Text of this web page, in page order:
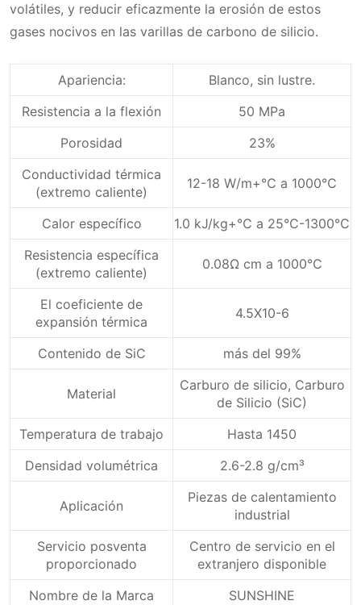
volátiles, y reducir eficazmente la erosión de estos
gases nocivos en las varillas de carbono de silicio.
Apariencia:
Blanco, sin lustre.
Resistencia a la flexión
50 MPa
Porosidad
23%
Conductividad térmica
(extremo caliente)
12-18 W/m+℃ a 1000℃
Calor específico
1.0 kJ/kg+℃ a 25℃-1300℃
Resistencia específica
(extremo caliente)
0.08Ω cm a 1000℃
El coeficiente de
expansión térmica
4.5X10-6
Contenido de SiC más del 99%
Material
Carburo de silicio, Carburo
de Silicio (SiC)
Temperatura de trabajo
Hasta 1450
Densidad volumétrica
2.6-2.8 g/cm³
Aplicación
Piezas de calentamiento
industrial
Servicio posventa
proporcionado
Centro de servicio en el
extranjero disponible
Nombre de la Marca
SUNSHINE